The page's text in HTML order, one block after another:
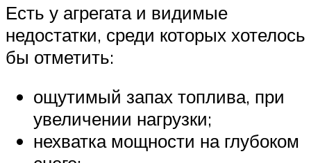
Есть у агрегата и видимые
недостатки, среди которых хотелось
бы отметить:
ощутимый запах топлива, при
увеличении нагрузки;
нехватка мощности на глубоком